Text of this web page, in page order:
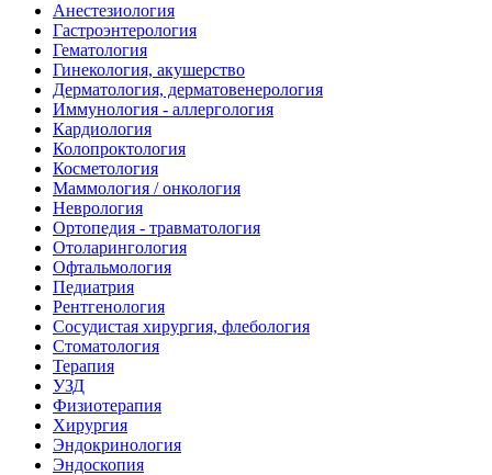
Анестезиология
Гастроэнтерология
Гематология
Гинекология, акушерство
Дерматология, дерматовенерология
Иммунология - аллергология
Кардиология
Колопроктология
Косметология
Маммология / онкология
Неврология
Ортопедия - травматология
Отоларингология
Офтальмология
Педиатрия
Рентгенология
Сосудистая хирургия, флебология
Стоматология
Терапия
УЗД
Физиотерапия
Хирургия
Эндокринология
Эндоскопия